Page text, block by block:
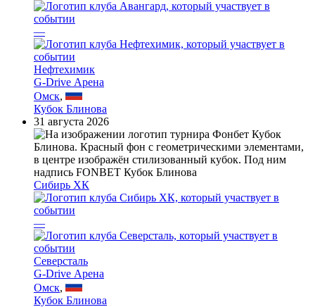
—
Нефтехимик
G-Drive Арена
Омск,
Кубок Блинова
31 августа 2026
Сибирь ХК
—
Северсталь
G-Drive Арена
Омск,
Кубок Блинова